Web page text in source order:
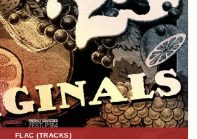
FLAC (TRACKS)